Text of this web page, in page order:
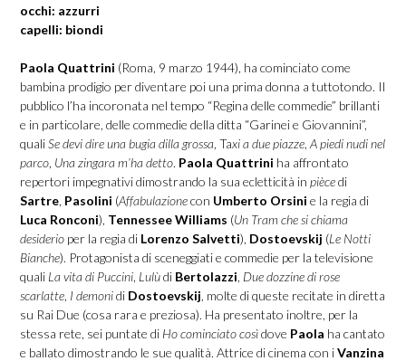
occhi: azzurri
capelli: biondi
Paola Quattrini (Roma, 9 marzo 1944), ha cominciato come
bambina prodigio per diventare poi una prima donna a tuttotondo. Il
pubblico l’ha incoronata nel tempo “Regina delle commedie” brillanti
e in particolare, delle commedie della ditta “Garinei e Giovannini”,
qualiSe devi dire una bugia dilla grossa, Taxi a due piazze, A piedi nudi nel
parco, Una zingara m’ha detto. Paola Quattrini ha affrontato
repertori impegnativi dimostrando la sua ecletticità in piècedi
Sartre, Pasolini (Affabulazionecon Umberto Orsini e la regia di
Luca Ronconi), Tennessee Williams (Un Tram che si chiama
desiderio per la regia di Lorenzo Salvetti), Dostoevskij (Le Notti
Bianche). Protagonista di sceneggiati e commedie per la televisione
quali La vita di Puccini, Lulùdi Bertolazzi, Due dozzine di rose
scarlatte, I demonidi Dostoevskij, molte di queste recitate in diretta
su Rai Due (cosa rara e preziosa). Ha presentato inoltre, per la
stessa rete, sei puntate di Ho cominciato cosìdove Paola ha cantato
e ballato dimostrando le sue qualità. Attrice di cinema con iVanzina